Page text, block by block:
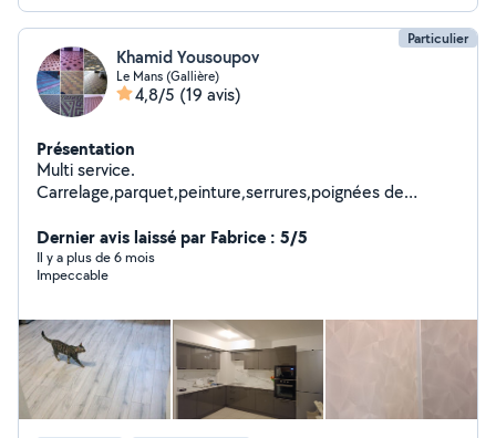
Particulier
Khamid Yousoupov
Le Mans (Gallière)
4,8/5 (19 avis)
Présentation
Multi service.
Carrelage,parquet,peinture,serrures,poignées de
général, dans tout travail technique. N'hésitez pas à me
contacter.... Expériences variées dans les plusieurs
domaines ...
Dernier avis laissé par Fabrice : 5/5
Il y a plus de 6 mois
Impeccable